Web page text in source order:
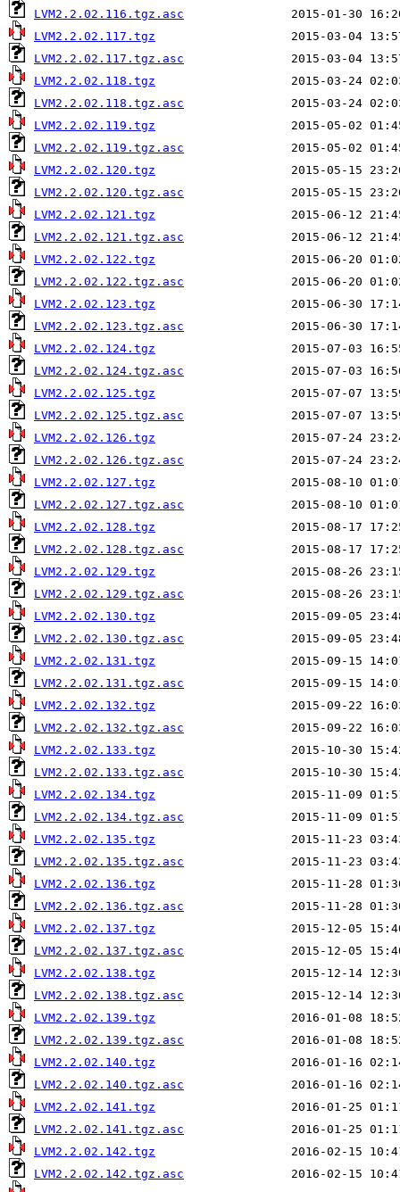
LVM2.2.02.116.tgz.asc
LVM2.2.02.117.tgz
LVM2.2.02.117.tgz.asc
LVM2.2.02.118.tgz
LVM2.2.02.118.tgz.asc
LVM2.2.02.119.tgz
LVM2.2.02.119.tgz.asc
LVM2.2.02.120.tgz
LVM2.2.02.120.tgz.asc
LVM2.2.02.121.tgz
LVM2.2.02.121.tgz.asc
LVM2.2.02.122.tgz
LVM2.2.02.122.tgz.asc
LVM2.2.02.123.tgz
LVM2.2.02.123.tgz.asc
LVM2.2.02.124.tgz
LVM2.2.02.124.tgz.asc
LVM2.2.02.125.tgz
LVM2.2.02.125.tgz.asc
LVM2.2.02.126.tgz
LVM2.2.02.126.tgz.asc
LVM2.2.02.127.tgz
LVM2.2.02.127.tgz.asc
LVM2.2.02.128.tgz
LVM2.2.02.128.tgz.asc
LVM2.2.02.129.tgz
LVM2.2.02.129.tgz.asc
LVM2.2.02.130.tgz
LVM2.2.02.130.tgz.asc
LVM2.2.02.131.tgz
LVM2.2.02.131.tgz.asc
LVM2.2.02.132.tgz
LVM2.2.02.132.tgz.asc
LVM2.2.02.133.tgz
LVM2.2.02.133.tgz.asc
LVM2.2.02.134.tgz
LVM2.2.02.134.tgz.asc
LVM2.2.02.135.tgz
LVM2.2.02.135.tgz.asc
LVM2.2.02.136.tgz
LVM2.2.02.136.tgz.asc
LVM2.2.02.137.tgz
LVM2.2.02.137.tgz.asc
LVM2.2.02.138.tgz
LVM2.2.02.138.tgz.asc
LVM2.2.02.139.tgz
LVM2.2.02.139.tgz.asc
LVM2.2.02.140.tgz
LVM2.2.02.140.tgz.asc
LVM2.2.02.141.tgz
LVM2.2.02.141.tgz.asc
LVM2.2.02.142.tgz
LVM2.2.02.142.tgz.asc